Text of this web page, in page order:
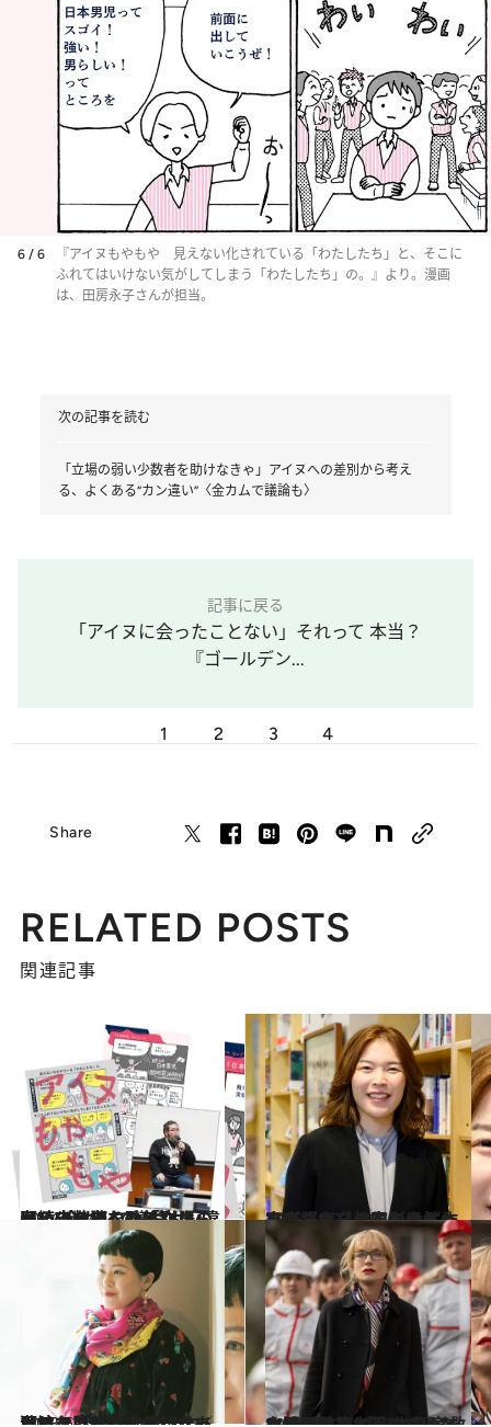
6 / 6
『アイヌもやもや 見えない化されている「わたしたち」と、そこに
ふれてはいけない気がしてしまう「わたしたち」の。』より。漫画
は、田房永子さんが担当。
次の記事を読む
「立場の弱い少数者を助けなきゃ」アイヌへの差別から考え
る、よくある“カン違い”〈金カムで議論も〉
記事に戻る
「アイヌに会ったことない」それって 本当？
『ゴールデン...
1 2 3 4
Share
RELATED POSTS
関連記事
2024.1.24
【続きを読む】「立場の弱い少数者を助けなきゃ」アイヌへの差別から考える、よくある“カン違い”〈金カムで議論も〉
カルチャー 2023.6.17
ソウル大卒の有名女性作家が語る「韓国で子どもを産んだら人生がめちゃくちゃになってしまう」
ライフスタイル